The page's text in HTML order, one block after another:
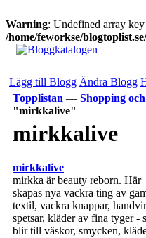
Warning: Undefined array
/home/feworkse/
Lägg till Blogg Ändra Blogg
Topplistan — Shopping
"mirkkalive"
mirkkalive
mirkkalive
mirkka är beauty reborn. Här
skapas nya vackra ting av
textil, vackra knappar,
spetsar, kläder av fina tyger -
blir till väskor, smycken,